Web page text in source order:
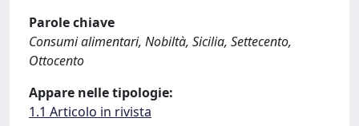
Parole chiave
Consumi alimentari, Nobiltà, Sicilia, Settecento,
Ottocento
Appare nelle tipologie:
1.1 Articolo in rivista